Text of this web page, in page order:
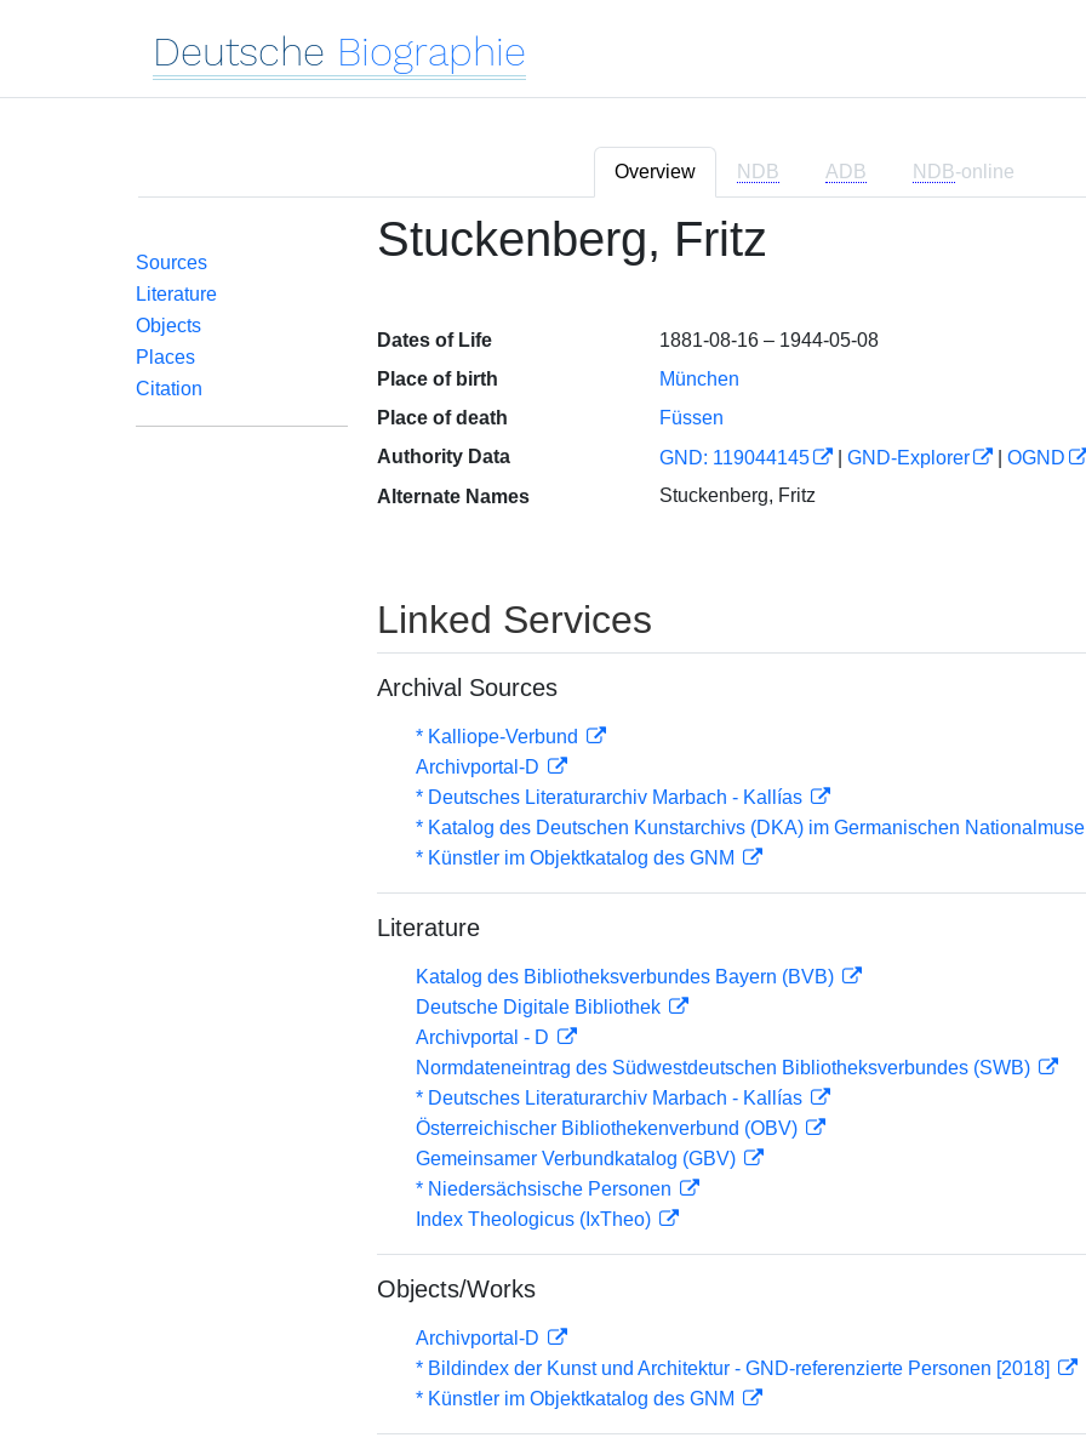
Deutsche Biographie
Overview NDB ADB NDB-online
Sources
Literature
Objects
Places
Citation
Stuckenberg, Fritz
Dates of Life
1881-08-16 – 1944-05-08
Place of birth
München
Place of death
Füssen
Authority Data
GND: 119044145 GND-Explorer
OGND
Alternate Names
Stuckenberg, Fritz
Linked Services
Archival Sources
* Kalliope-Verbund
Archivportal-D
* Deutsches Literaturarchiv Marbach - Kallías
* Katalog des Deutschen Kunstarchivs (DKA) im Germanischen
* Künstler im Objektkatalog des GNM
Literature
Katalog des Bibliotheksverbundes Bayern (BVB)
Deutsche Digitale Bibliothek
Archivportal - D
Normdateneintrag des Südwestdeutschen Bibliotheksverbundes (SWB)
* Deutsches Literaturarchiv Marbach - Kallías
Österreichischer Bibliothekenverbund (OBV)
Gemeinsamer Verbundkatalog (GBV)
* Niedersächsische Personen
Index Theologicus (IxTheo)
Objects/Works
Archivportal-D
* Bildindex der Kunst und Architektur - GND-referenzierte Personen [2018]
* Künstler im Objektkatalog des GNM